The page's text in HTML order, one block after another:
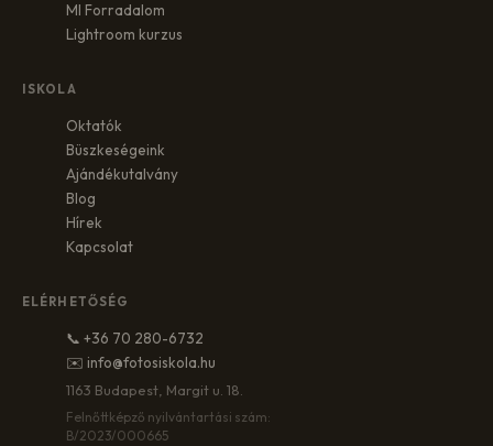
MI Forradalom
Lightroom kurzus
ISKOLA
Oktatók
Büszkeségeink
Ajándékutalvány
Blog
Hírek
Kapcsolat
ELÉRHETŐSÉG
📞 +36 70 280-6732
✉️ info@fotosiskola.hu
1163 Budapest, Margit u. 18.
Felnőttképző nyilvántartási szám:
B/2023/000665